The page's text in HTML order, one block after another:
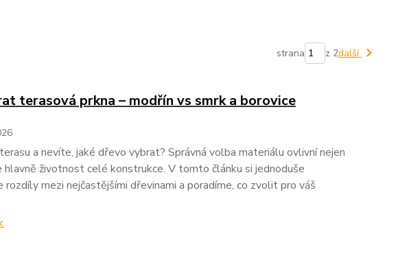
strana z 2další
terasová prkna – modřín vs smrk a borovice
a nevíte, jaké dřevo vybrat? Správná volba materiálu ovlivní nejen
hlavně životnost celé konstrukce. V tomto článku si jednoduše
mezi nejčastějšími dřevinami a poradíme, co zvolit pro váš